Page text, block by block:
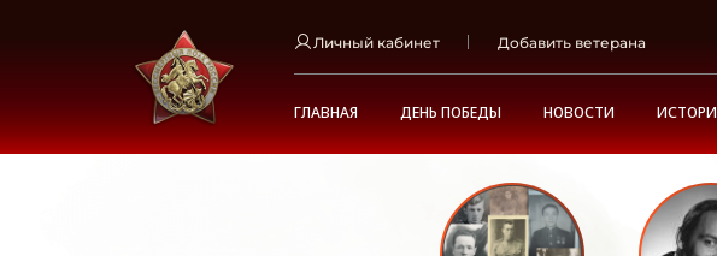
Личный кабинет Добавить ветерана
ГЛАВНАЯ ДЕНЬ ПОБЕДЫ НОВОСТИ